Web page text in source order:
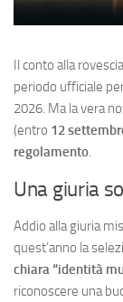
Il conto alla
periodo ufficiale
2026. Ma la vera
(entro 12
regolamento.
Una giuria
Addio alla giuria
quest’anno la
chiara “identità
riconoscere una